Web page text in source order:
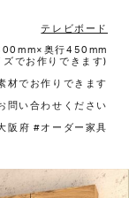
テレビボード
奥行450mm
ズでお作りできます)
材でお作りできます
問い合わせください
阪府 #オーダー家具